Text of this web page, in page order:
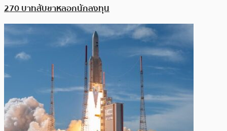
270 บาทสับขาหลอกนักลงทุน